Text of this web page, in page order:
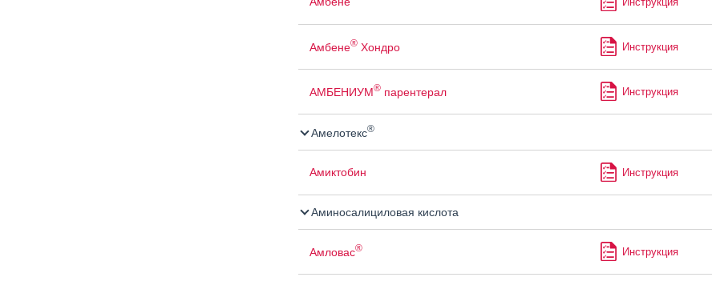
Амбене®Хондро Инструкция
АМБЕНИУМ®парентерал Инструкция
Амелотекс®
Амиктобин Инструкция
Аминосалициловая кислота
Амловас® Инструкция